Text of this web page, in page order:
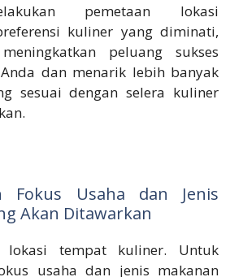
pemetaan lokasi
kuliner yang diminati,
peluang sukses
dan menarik lebih banyak
sesuai dengan selera kuliner
Fokus Usaha dan Jenis
Akan Ditawarkan
lokasi tempat kuliner. Untuk
usaha dan jenis makanan